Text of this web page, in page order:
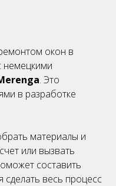
окон в
немецкими
. Это
в разработке
материалы и
или вызвать
составить
весь процесс